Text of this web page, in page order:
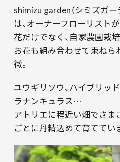
shimizu garden（シミズガ
は、オーナーフローリスト
花だけでなく、自家農園栽
お花も組み合わせて束ねら
徴。
ユウギリソウ、ハイブリッ
ラナンキュラス…
アトリエに程近い畑でさ
ごとに丹精込めて育ててい